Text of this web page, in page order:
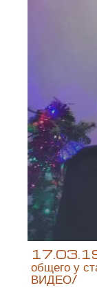
17.03.19
общего у
ВИДЕО/